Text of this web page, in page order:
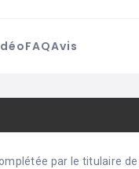
FAQAvis
par le titulaire